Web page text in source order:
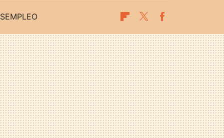
Flipboard
Twitter